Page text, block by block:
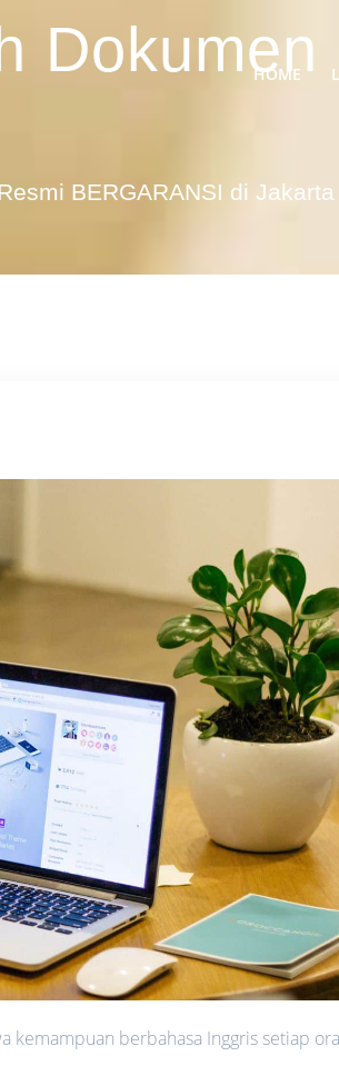
HOME
BERGARANSI di
kemampuan berbahasa Inggris setiap